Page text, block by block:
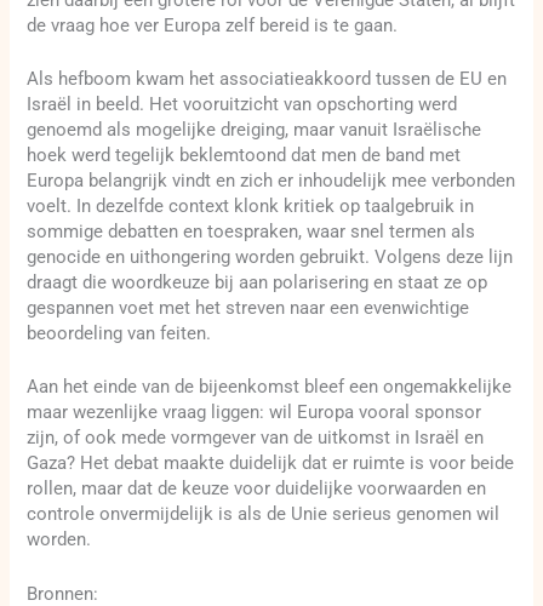
de vraag hoe ver Europa zelf bereid is te gaan.
Als hefboom kwam het associatieakkoord tussen de EU en
Israël in beeld. Het vooruitzicht van opschorting werd
genoemd als mogelijke dreiging, maar vanuit Israëlische
hoek werd tegelijk beklemtoond dat men de band met
Europa belangrijk vindt en zich er inhoudelijk mee verbonden
voelt. In dezelfde context klonk kritiek op taalgebruik in
sommige debatten en toespraken, waar snel termen als
genocide en uithongering worden gebruikt. Volgens deze lijn
draagt die woordkeuze bij aan polarisering en staat ze op
gespannen voet met het streven naar een evenwichtige
beoordeling van feiten.
Aan het einde van de bijeenkomst bleef een ongemakkelijke
maar wezenlijke vraag liggen: wil Europa vooral sponsor
zijn, of ook mede vormgever van de uitkomst in Israël en
Gaza? Het debat maakte duidelijk dat er ruimte is voor beide
rollen, maar dat de keuze voor duidelijke voorwaarden en
controle onvermijdelijk is als de Unie serieus genomen wil
worden.
Bronnen: